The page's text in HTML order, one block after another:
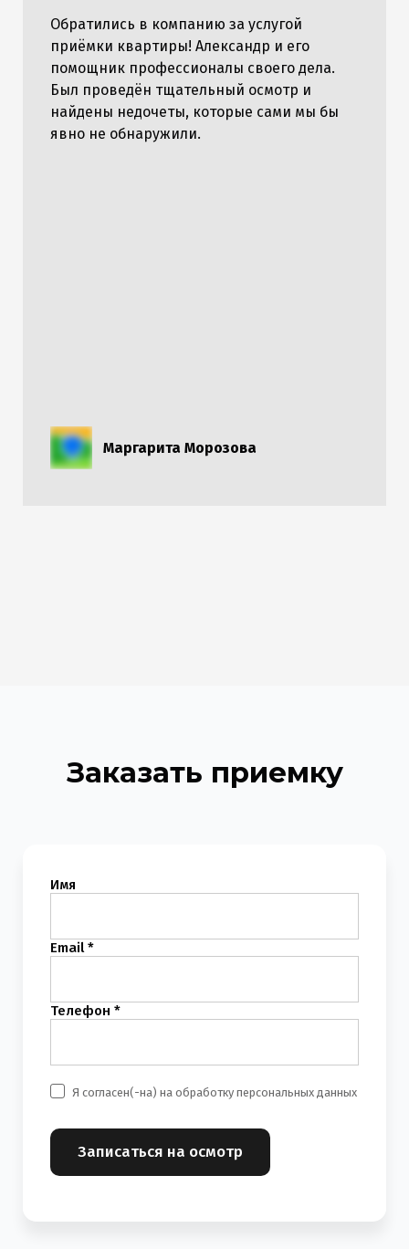
Обратились в компанию за услугой
приëмки квартиры! Александр и его
помощник профессионалы своего дела.
Был проведён тщательный осмотр и
найдены недочеты, которые сами мы бы
явно не обнаружили.
Маргарита Морозова
Заказать приемку
Имя
Email *
Телефон *
Записаться на осмотр
Я согласен(-на) на обработку персональных данных